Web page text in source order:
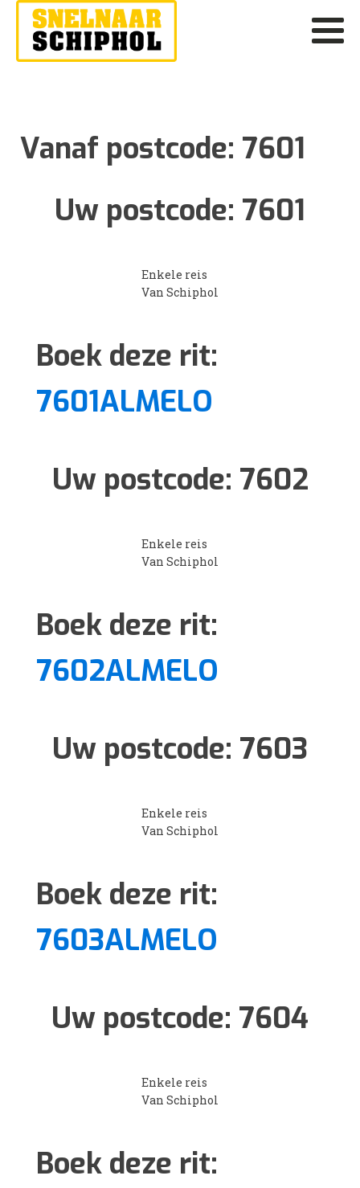
Vanaf postcode: 7601
Uw postcode: 7601
Enkele reis
Van Schiphol
Boek deze rit:
7601ALMELO
Uw postcode: 7602
Enkele reis
Van Schiphol
Boek deze rit:
7602ALMELO
Uw postcode: 7603
Enkele reis
Van Schiphol
Boek deze rit:
7603ALMELO
Uw postcode: 7604
Enkele reis
Van Schiphol
Boek deze rit: